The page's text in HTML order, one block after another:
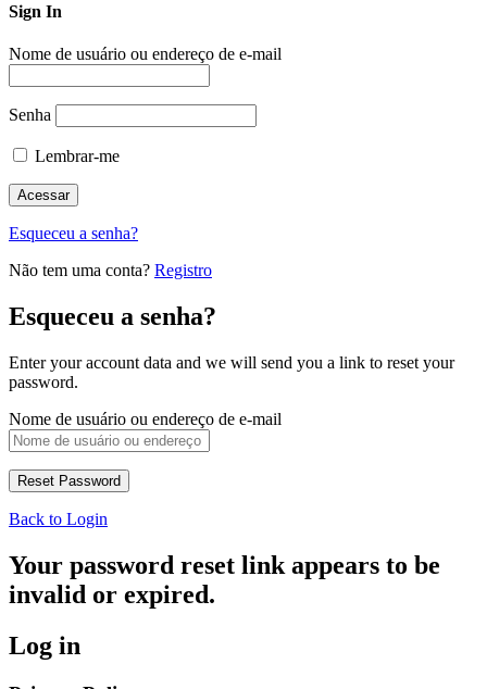
Sign In
Nome de usuário ou endereço de e-mail
Senha
Lembrar-me
Esqueceu a senha?
Não tem uma conta? Registro
Esqueceu a senha?
Enter your account data and we will send you a link to reset your
password.
Nome de usuário ou endereço de e-mail
Back to Login
Your password reset link appears to be
invalid or expired.
Log in